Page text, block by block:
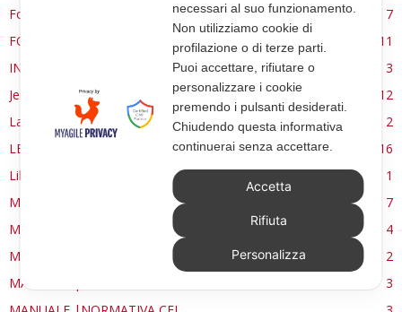
Forma, spazio e ordine
7
FORMAZIONE
11
INTERVIEW
3
Jerusalem
12
La Materia e l'Immagine
2
LETTURE
16
Libri
1
MANUALE | FUOCHI LITURGICI
7
MANUALE | PATRIMONIO
4
MANUALE | PREMESSA
2
MANUALE | SIMBOLI E FORME
3
necessari al suo funzionamento.
Non utilizziamo cookie di
profilazione o di terze parti.
Puoi accettare, rifiutare o
personalizzare i cookie
premendo i pulsanti desiderati.
Chiudendo questa informativa
continuerai senza accettare.
Accetta
Rifiuta
Personalizza